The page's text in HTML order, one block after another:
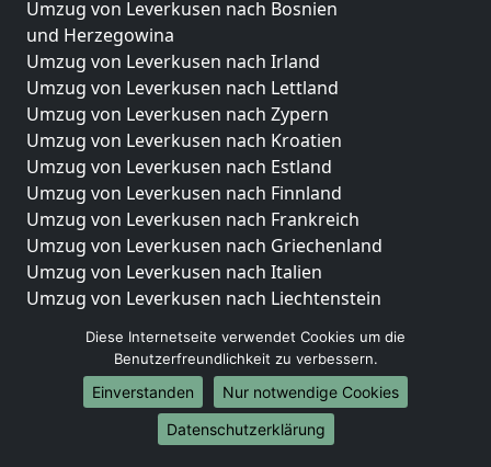
Umzug von Leverkusen nach Bosnien
und Herzegowina
Umzug von Leverkusen nach Irland
Umzug von Leverkusen nach Lettland
Umzug von Leverkusen nach Zypern
Umzug von Leverkusen nach Kroatien
Umzug von Leverkusen nach Estland
Umzug von Leverkusen nach Finnland
Umzug von Leverkusen nach Frankreich
Umzug von Leverkusen nach Griechenland
Umzug von Leverkusen nach Italien
Umzug von Leverkusen nach Liechtenstein
Umzug von Leverkusen nach Niederlande
Umzug von Leverkusen nach Norwegen
Umzüge-Deutschlandweit
Diese Internetseite verwendet Cookies um die
Benutzerfreundlichkeit zu verbessern.
Einverstanden
Nur notwendige Cookies
Datenschutzerklärung